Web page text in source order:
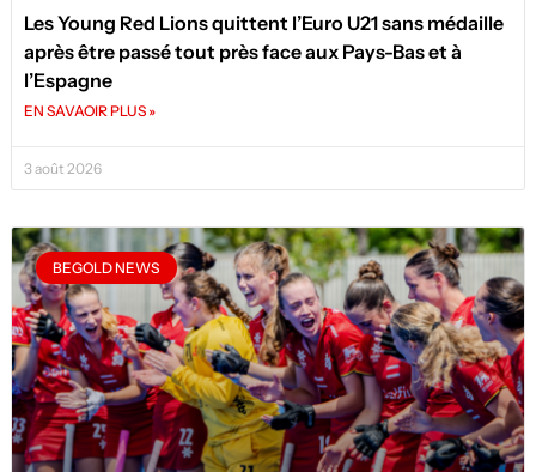
Les Young Red Lions quittent l’Euro U21 sans médaille
après être passé tout près face aux Pays-Bas et à
l’Espagne
EN SAVAOIR PLUS »
3 août 2026
BEGOLD NEWS